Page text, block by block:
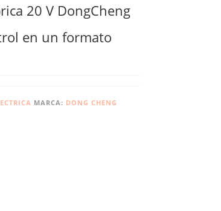
20 V DongCheng
en un formato
MARCA: DONG CHENG